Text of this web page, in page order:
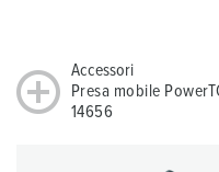
Accessori
Presa mobile
14656